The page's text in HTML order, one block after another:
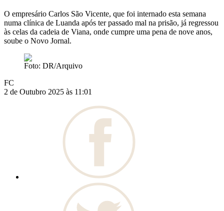
O empresário Carlos São Vicente, que foi internado esta semana
numa clínica de Luanda após ter passado mal na prisão, já regressou
às celas da cadeia de Viana, onde cumpre uma pena de nove anos,
soube o Novo Jornal.
Foto: DR/Arquivo
FC
2 de Outubro 2025 às 11:01